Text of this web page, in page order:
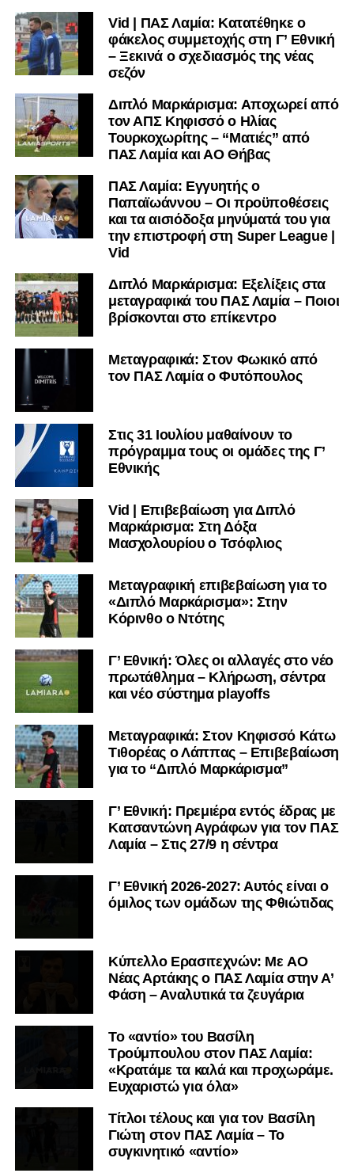
μαθαίνετε σε χρόνο dt όλα τα νέα.Vid | ΠΑΣ Λαμία: Κατατέθηκε ο
φάκελος συμμετοχής στη Γ’ Εθνική
– Ξεκινά ο σχεδιασμός της νέας
σεζόν
Διπλό Μαρκάρισμα: Αποχωρεί από
τον ΑΠΣ Κηφισσό ο Ηλίας
Τουρκοχωρίτης – “Ματιές” από
ΠΑΣ Λαμία και ΑΟ Θήβας
ΠΑΣ Λαμία: Εγγυητής ο
Παπαϊωάννου – Οι προϋποθέσεις
και τα αισιόδοξα μηνύματά του για
την επιστροφή στη Super League |
Vid
Διπλό Μαρκάρισμα: Εξελίξεις στα
μεταγραφικά του ΠΑΣ Λαμία – Ποιοι
βρίσκονται στο επίκεντρο
Μεταγραφικά: Στον Φωκικό από
τον ΠΑΣ Λαμία ο Φυτόπουλος
Στις 31 Ιουλίου μαθαίνουν το
πρόγραμμα τους οι ομάδες της Γ’
Εθνικής
Vid | Επιβεβαίωση για Διπλό
Μαρκάρισμα: Στη Δόξα
Μασχολουρίου ο Τσόφλιος
Μεταγραφική επιβεβαίωση για το
«Διπλό Μαρκάρισμα»: Στην
Κόρινθο ο Ντότης
Γ’ Εθνική: Όλες οι αλλαγές στο νέο
πρωτάθλημα – Κλήρωση, σέντρα
και νέο σύστημα playoffs
Μεταγραφικά: Στον Κηφισσό Κάτω
Τιθορέας ο Λάππας – Επιβεβαίωση
για το “Διπλό Μαρκάρισμα”
Γ’ Εθνική: Πρεμιέρα εντός έδρας με
Κατσαντώνη Αγράφων για τον ΠΑΣ
Λαμία – Στις 27/9 η σέντρα
Γ’ Εθνική 2026-2027: Αυτός είναι ο
όμιλος των ομάδων της Φθιώτιδας
Kύπελλο Ερασιτεχνών: Με AO
Nέας Αρτάκης ο ΠΑΣ Λαμία στην Α’
Φάση – Αναλυτικά τα ζευγάρια
Το «αντίο» του Βασίλη
Τρούμπουλου στον ΠΑΣ Λαμία:
«Κρατάμε τα καλά και προχωράμε.
Ευχαριστώ για όλα»
Τίτλοι τέλους και για τον Βασίλη
Γιώτη στον ΠΑΣ Λαμία – Το
συγκινητικό «αντίο»